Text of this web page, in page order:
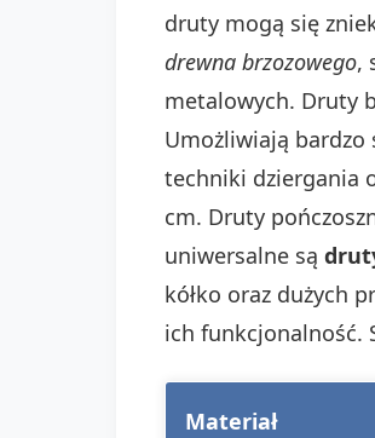
druty mogą się
drewna brzozowego,
metalowych. Druty
Umożliwiają bardzo
techniki dziergania
cm. Druty
uniwersalne są
kółko oraz dużych
ich funkcjonalność.
Materiał